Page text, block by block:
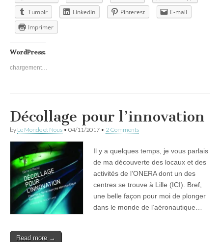
Tumblr
LinkedIn Pinterest
E-mail
Imprimer
WordPress:
chargement…
Décollage pour l’innovation
by Le Monde et Nous • 04/11/2017 • 2 Comments
Il y a quelques temps, je vous parlais
de ma découverte des locaux et des
activités de l’ONERA dont un des
centres se trouve à Lille (ICI). Bref,
une belle façon pour moi de plonger
dans le monde de l’aéronautique…
Read more →